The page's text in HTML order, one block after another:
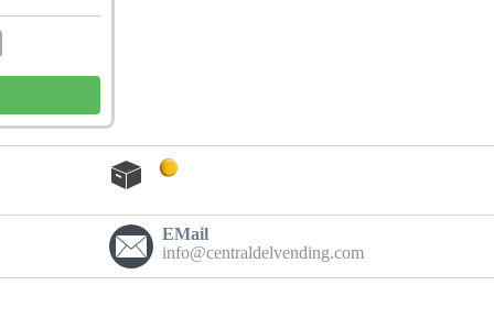
EMail
info@centraldelvending.com